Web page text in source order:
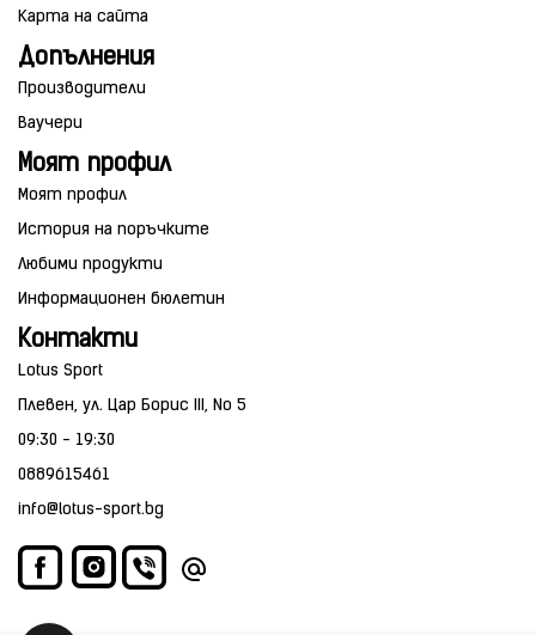
Карта на сайта
Допълнения
Производители
Ваучери
Моят профил
Моят профил
История на поръчките
Любими продукти
Информационен бюлетин
Контакти
Lotus Sport
Плевен, ул. Цар Борис III, No 5
09:30 - 19:30
0889615461
info@lotus-sport.bg